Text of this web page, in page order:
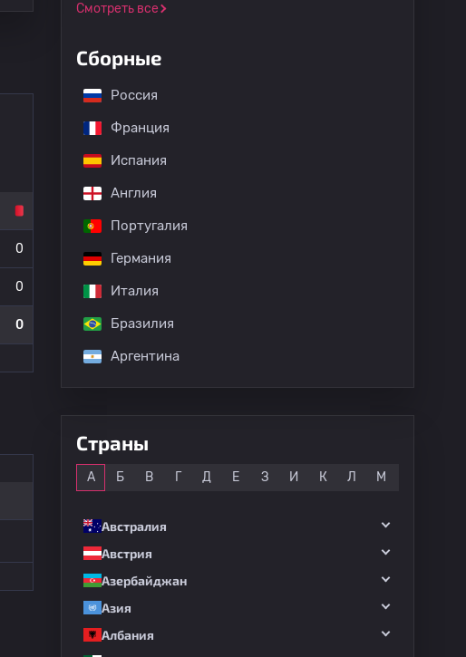
0
0
0
Смотреть все
Сборные
Россия
Франция
Испания
Англия
Португалия
Германия
Италия
Бразилия
Аргентина
Страны
А Б В Г Д Е З И К Л М
Австралия
Австрия
Азербайджан
Азия
Албания